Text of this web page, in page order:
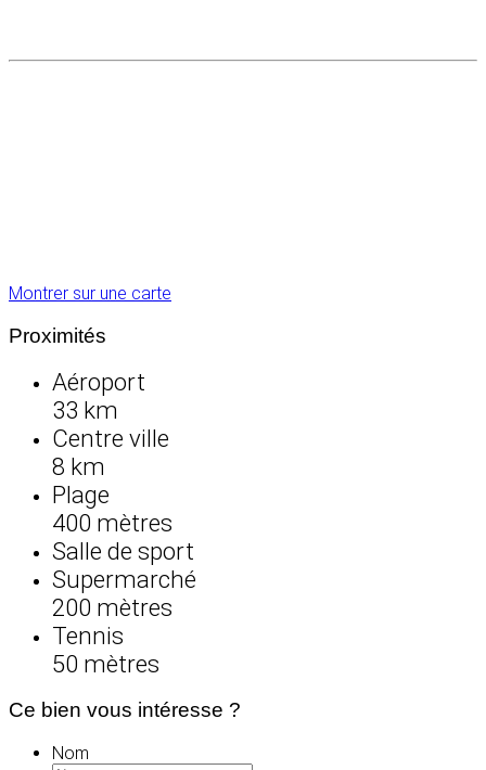
Montrer sur une carte
Proximités
Aéroport
33 km
Centre ville
8 km
Plage
400 mètres
Salle de sport
Supermarché
200 mètres
Tennis
50 mètres
Ce bien vous intéresse ?
Nom